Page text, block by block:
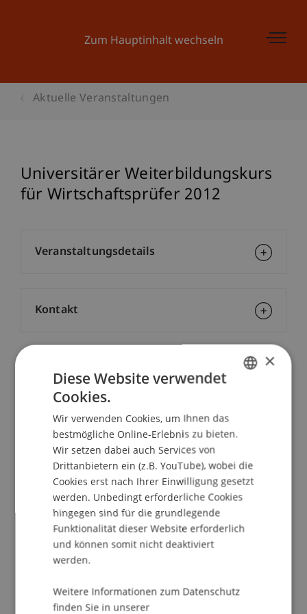
Zum Hauptinhalt wechseln
Aktuelle Veranstaltungen
Universitärer Weiterbildungskurs
für Wirtschaftsprüfer 2012
School/Professur:
Institut für Finanzdienstleistungen
Dieser universitäre Weiterbildungskurs richtet
sich an angehende WirtschaftsprüferInnen, um
Ihnen die in Liechtenstein spezifischen Inhalte zu
vermitteln, welche für die Vorbereitung auf die
liechtensteinische Prüfung für Wirtschaftsprüfer
im Sinne der Verordnung vom 3. Oktober 1995
über die Zulassungsprüfung für
Wirtschaftsprüfer (Prüfungsreglement)
erforderlich sind. Die erforderlichen Kenntnisse
folgenden Bereichen:
Veranstaltungsdetails
Kontakt
×
Diese Website verwendet
Cookies.
Wir verwenden Cookies, um Ihnen das
bestmögliche Online-Erlebnis zu bieten.
Wir setzen dabei auch Services von
Drittanbietern ein (z.B. YouTube), wobei die
Cookies erst nach Ihrer Einwilligung gesetzt
werden. Unbedingt erforderliche Cookies
hingegen sind für die grundlegende
Funktionalität dieser Website erforderlich
und können somit nicht deaktiviert
werden.
Weitere Informationen zum Datenschutz
finden Sie in unserer